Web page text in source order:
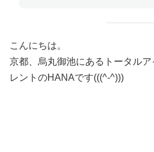
こんにちは。
京都、烏丸御池にあるトータルア
レントのHANAです(((^-^)))